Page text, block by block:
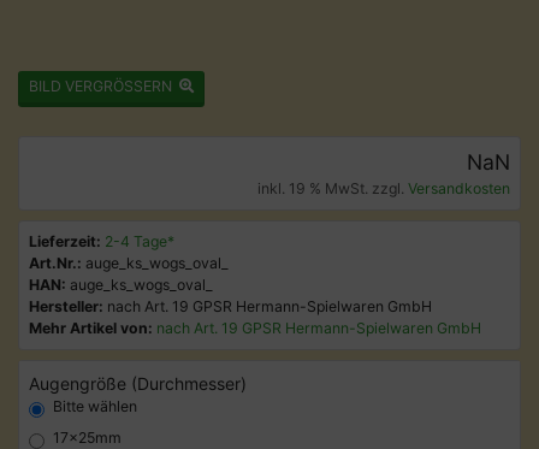
BILD VERGRÖSSERN
NaN
inkl. 19 % MwSt. zzgl. Versandkosten
Lieferzeit: 2-4 Tage*
Art.Nr.: auge_ks_wogs_oval_
HAN: auge_ks_wogs_oval_
Hersteller: nach Art. 19 GPSR Hermann-Spielwaren GmbH
Mehr Artikel von: nach Art. 19 GPSR Hermann-Spielwaren GmbH
Augengröße (Durchmesser)
Bitte wählen
17x25mm